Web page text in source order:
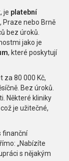
je platební
Praze nebo Brně
bez úroků.
jako je
, které poskytují
za 80 000 Kč,
Bez úroků.
Některé kliniky
je užitečné,
finanční
„Nabízíte
s nějakým